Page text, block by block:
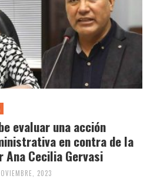
evaluar una acción
en contra de la
Cecilia Gervasi
2023